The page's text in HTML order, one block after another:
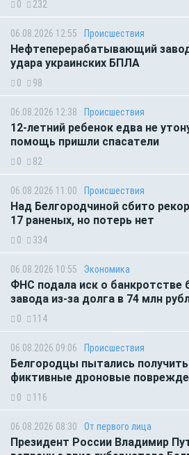
0 232
06.08.2026 12:55 Происшествия
Нефтеперерабатывающий
удара украинских БПЛА
0 98
06.08.2026 12:38 Происшествия
12-летний ребенок едва не
помощь пришли спасатели
0 82
06.08.2026 11:00 Происшествия
Над Белгородчиной сбито
17 раненых, но потерь нет
0 334
06.08.2026 10:55 Экономика
ФНС подала иск о банкротстве
завода из-за долга в 74 млн
0 114
06.08.2026 09:06 Происшествия
Белгородцы пытались
фиктивные дроновые
0 116
06.08.2026 08:30 От первого лица
Президент России Владимир